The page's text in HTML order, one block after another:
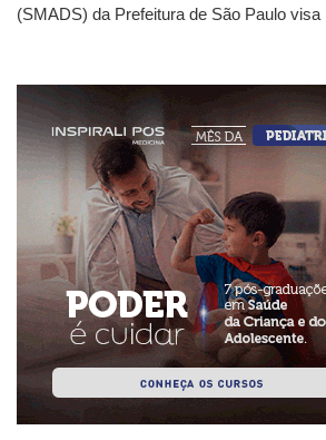
(SMADS) da Prefeitura de São Paulo visa